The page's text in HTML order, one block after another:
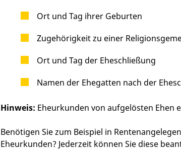
Ort und Tag ihrer Geburten
Zugehörigkeit zu einer
Ort und Tag der Eheschließung
Namen der Ehegatten nach der
Hinweis: Eheurkunden von aufgelösten Ehen
Benötigen Sie zum Beispiel in
Eheurkunden? Jederzeit können Sie diese